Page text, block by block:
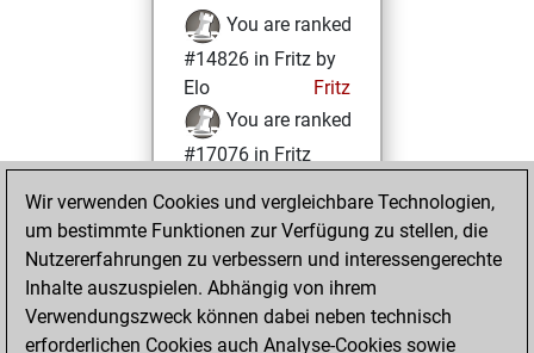
You are ranked
#14826 in Fritz by
Elo
Fritz
You are ranked
#17076 in Fritz
Sonntag, Juli 3,
2022
You achieved a
BeautyScore of 6
Wir verwenden Cookies und vergleichbare Technologien,
um bestimmte Funktionen zur Verfügung zu stellen, die
Nutzererfahrungen zu verbessern und interessengerechte
Inhalte auszuspielen. Abhängig von ihrem
Verwendungszweck können dabei neben technisch
erforderlichen Cookies auch Analyse-Cookies sowie